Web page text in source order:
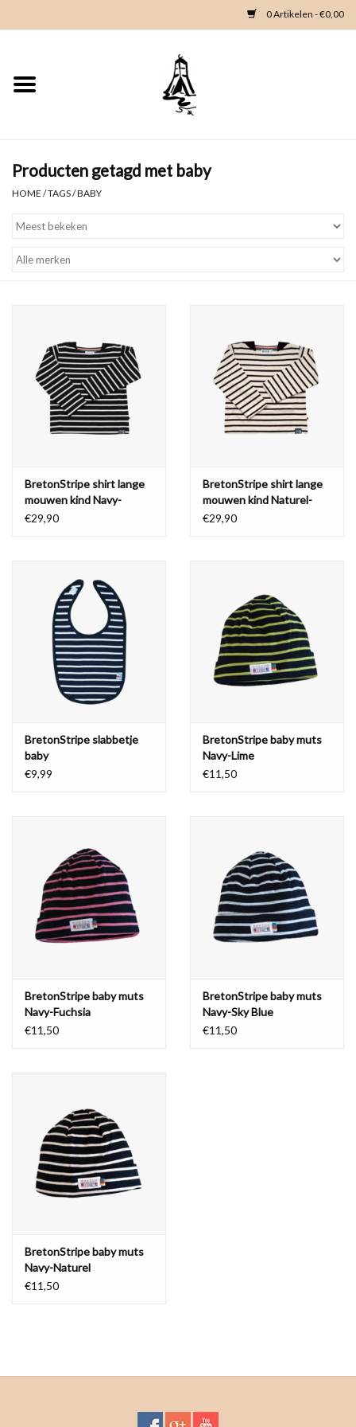
0 Artikelen - €0,00
Home
Kleding
Waterkaart
Contact
Waterproof tassen
Producten getagd met baby
HOME /TAGS/BABY
BretonStripe shirt lange
mouwen kind Navy-
naturel
€29,90
BretonStripe shirt lange
mouwen kind Naturel-
Navy
€29,90
BretonStripe slabbetje
baby
€9,99
BretonStripe baby muts
Navy-Lime
€11,50
BretonStripe baby muts
Navy-Fuchsia
€11,50
BretonStripe baby muts
Navy-Sky Blue
€11,50
BretonStripe baby muts
Navy-Naturel
€11,50